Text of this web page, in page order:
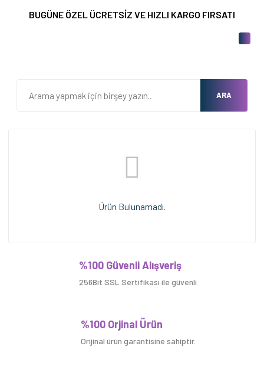
BUGÜNE ÖZEL ÜCRETSİZ VE HIZLI KARGO FIRSATI
ARA
Ürün Bulunamadı.
%100 Güvenli Alışveriş
256Bit SSL Sertifikası ile güvenli
%100 Orjinal Ürün
Orijinal ürün garantisine sahiptir.